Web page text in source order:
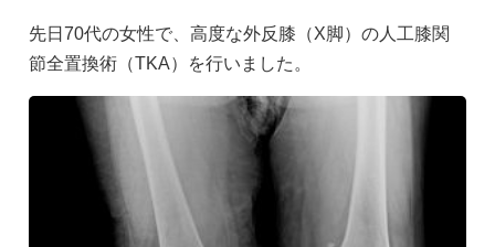
先日70代の女性で、高度な外反膝（X脚）の人工膝関
節全置換術（TKA）を行いました。